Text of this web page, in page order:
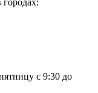
с 9:30 до